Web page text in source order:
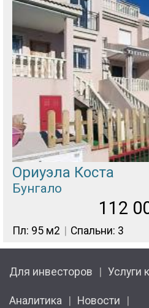
Ориуэла Коста
Бунгало
112
Пл: 95 м2 Спальни: 3
Для инвесторов Услуги
Аналитика Новости